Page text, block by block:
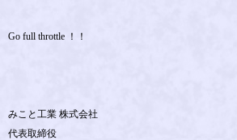
Go full throttle ！！
みこと工業 株式会社
代表取締役